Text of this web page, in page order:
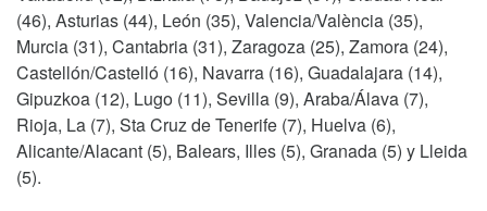
(46), Asturias (44), León (35), Valencia/València (35),
Murcia (31), Cantabria (31), Zaragoza (25), Zamora (24),
Castellón/Castelló (16), Navarra (16), Guadalajara (14),
Gipuzkoa (12), Lugo (11), Sevilla (9), Araba/Álava (7),
Rioja, La (7), Sta Cruz de Tenerife (7), Huelva (6),
Alicante/Alacant (5), Balears, Illes (5), Granada (5) y Lleida
(5).